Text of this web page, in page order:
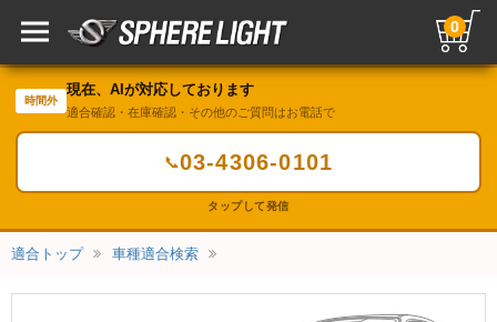
0
時間外
現在、AIが対応しております
適合確認・在庫確認・その他のご質問はお電話で
📞03-4306-0101
タップして発信
適合トップ 車種適合検索